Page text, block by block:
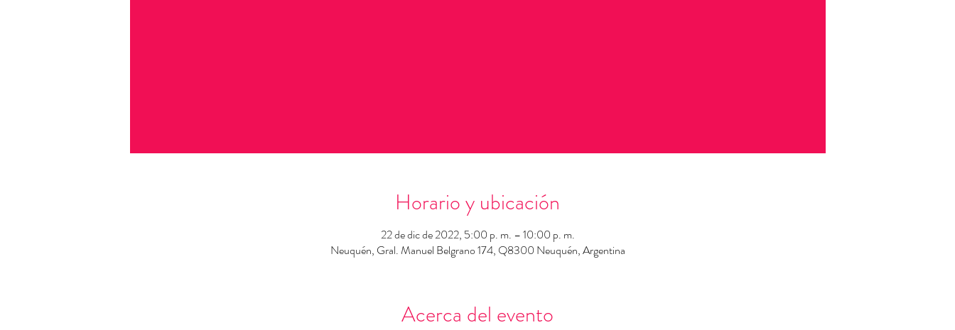
Horario y ubicación
22 de dic de 2022, 5:00 p. m. – 10:00 p. m.
Neuquén, Gral. Manuel Belgrano 174, Q8300 Neuquén, Argentina
Acerca del evento